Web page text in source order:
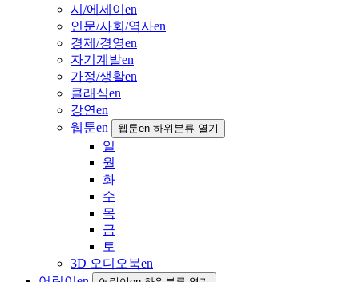
시/에세이en
인문/사회/역사en
경제/경영en
자기계발en
가정/생활en
클래식en
강연en
웹툰en
웹툰en 하위분류 열기
일
월
화
수
목
금
토
3D 오디오북en